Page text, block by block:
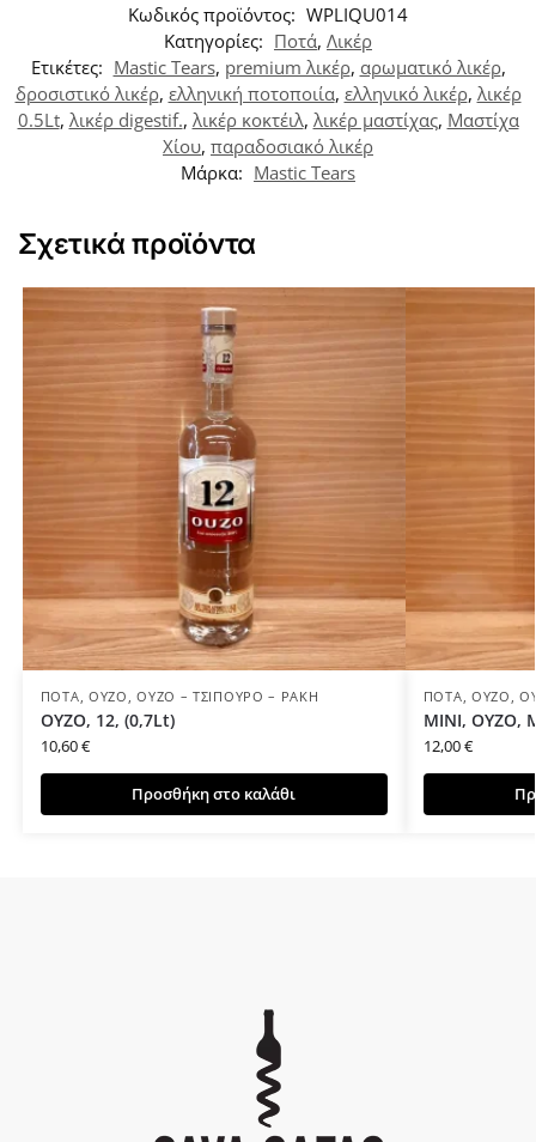
Κωδικός προϊόντος: WPLIQU014
Κατηγορίες: Ποτά, Λικέρ
Ετικέτες: Mastic Tears, premium λικέρ, αρωματικό λικέρ,
δροσιστικό λικέρ, ελληνική ποτοποιία, ελληνικό λικέρ, λικέρ
0.5Lt, λικέρ digestif., λικέρ κοκτέιλ, λικέρ μαστίχας, Μαστίχα
Χίου, παραδοσιακό λικέρ
Μάρκα: Mastic Tears
Σχετικά προϊόντα
ΠΟΤΆ ΟΎΖΟ ,ΟΎΖΟ – ΤΣΊΠΟΥΡΟ – ΡΑΚΉ
ΟΥΖΟ, 12, (0,7Lt)
10,60€
Προσθήκη στο καλάθι
ΠΟΤΆ ΟΎΖΟ ,
ΜΙΝΙ, ΟΥΖΟ,
12,00€